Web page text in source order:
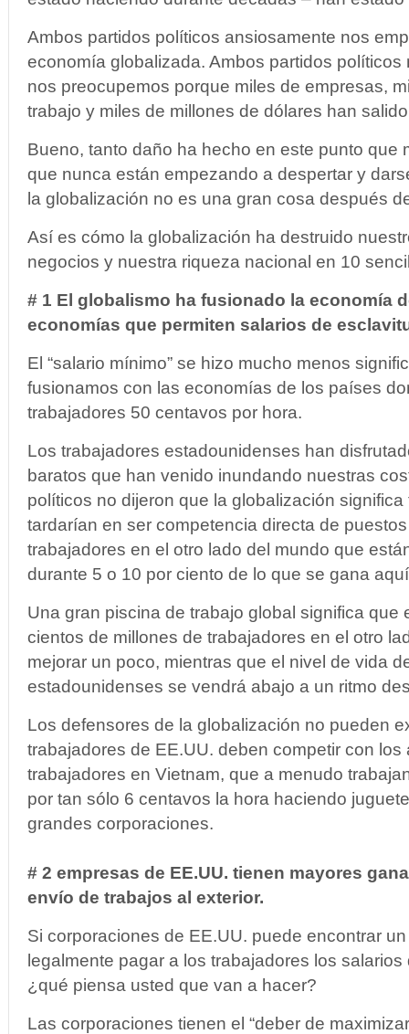
Ambos partidos políticos ansiosamente nos
economía globalizada. Ambos partidos
nos preocupemos porque miles de empresas,
trabajo y miles de millones de dólares han
Bueno, tanto daño ha hecho en este punto que
que nunca están empezando a despertar y
la globalización no es una gran cosa después
Así es cómo la globalización ha destruido
negocios y nuestra riqueza nacional en 10
# 1 El globalismo ha fusionado la economía
economías que permiten salarios de
El “salario mínimo” se hizo mucho menos
fusionamos con las economías de los países
trabajadores 50 centavos por hora.
Los trabajadores estadounidenses han
baratos que han venido inundando nuestras
políticos no dijeron que la globalización
tardarían en ser competencia directa de
trabajadores en el otro lado del mundo que
durante 5 o 10 por ciento de lo que se gana
Una gran piscina de trabajo global significa que
cientos de millones de trabajadores en el otro
mejorar un poco, mientras que el nivel de vida
estadounidenses se vendrá abajo a un ritmo
Los defensores de la globalización no pueden
trabajadores de EE.UU. deben competir con los
trabajadores en Vietnam, que a menudo
por tan sólo 6 centavos la hora haciendo
grandes corporaciones.
# 2 empresas de EE.UU. tienen mayores
envío de trabajos al exterior.
Si corporaciones de EE.UU. puede encontrar
legalmente pagar a los trabajadores los
¿qué piensa usted que van a hacer?
Las corporaciones tienen el “deber de